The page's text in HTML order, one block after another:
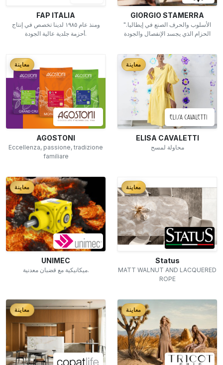
FAP ITALIA
ومنذ عام ١٩٨٥ لدينا تخصص في إنتاج
أحزمة جلدية عالية الجودة.
GIORGIO STAMERRA
"الأسلوب والحرف الصنع في إيطاليا.
الحزام الذي يجسد الإنفصال والجودة
معاينة
AGOSTONI
Eccellenza, passione, tradizione
familiare
معاينة
ELISA CAVALETTI
محاولة لمسح
معاينة
UNIMEC
ميكانيكية مع قضبان معدنية.
معاينة
Status
MATT WALNUT AND LACQUERED
ROPE
معاينة معاينة